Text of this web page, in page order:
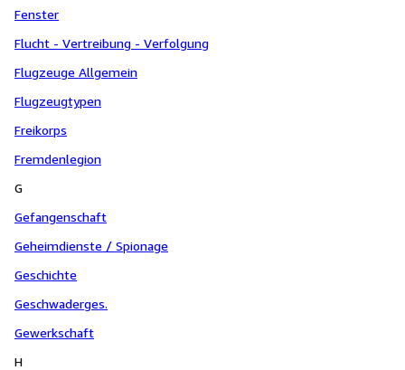
Fenster
Flucht - Vertreibung - Verfolgung
Flugzeuge Allgemein
Flugzeugtypen
Freikorps
Fremdenlegion
G
Gefangenschaft
Geheimdienste / Spionage
Geschichte
Geschwaderges.
Gewerkschaft
H